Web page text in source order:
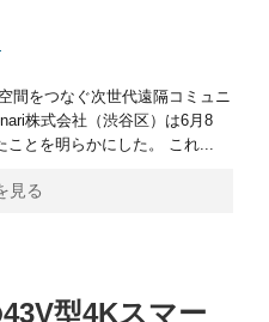
間をつなぐ次世代遠隔コミュニ
株式会社（渋谷区）は6月8
ことを明らかにした。 これ...
見る
型4Kスマー